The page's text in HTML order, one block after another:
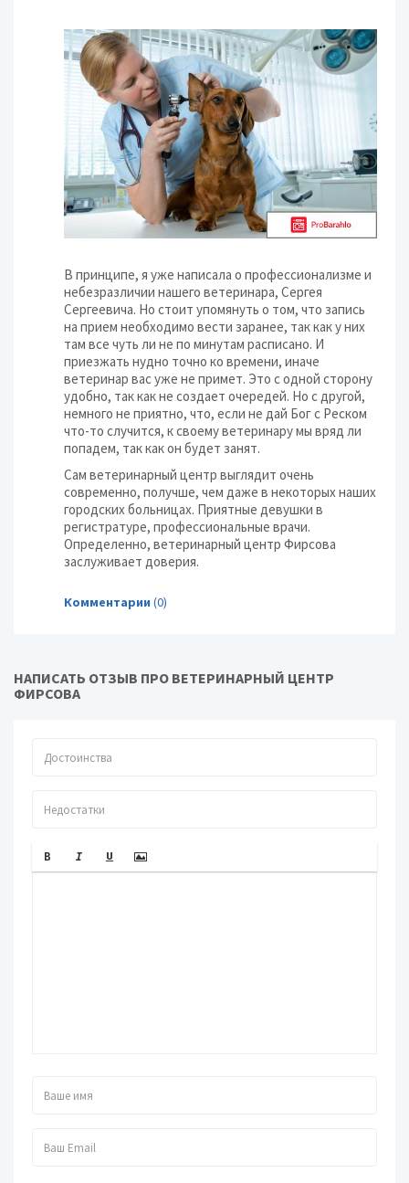
В принципе, я уже написала о профессионализме и
небезразличии нашего ветеринара, Сергея
Сергеевича. Но стоит упомянуть о том, что запись
на прием необходимо вести заранее, так как у них
там все чуть ли не по минутам расписано. И
приезжать нудно точно ко времени, иначе
ветеринар вас уже не примет. Это с одной сторону
удобно, так как не создает очередей. Но с другой,
немного не приятно, что, если не дай Бог с Реском
что-то случится, к своему ветеринару мы вряд ли
попадем, так как он будет занят.
Сам ветеринарный центр выглядит очень
современно, получше, чем даже в некоторых наших
городских больницах. Приятные девушки в
регистратуре, профессиональные врачи.
Определенно, ветеринарный центр Фирсова
заслуживает доверия.
Комментарии (0)
НАПИСАТЬ ОТЗЫВ ПРО ВЕТЕРИНАРНЫЙ ЦЕНТР
ФИРСОВА